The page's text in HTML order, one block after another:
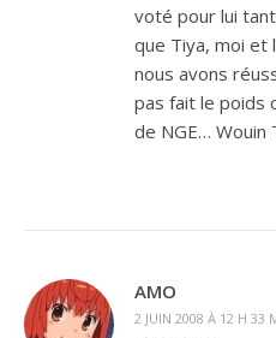
voté pour lui
que Tiya, moi et
nous avons
pas fait le poids
de NGE… Wouin
AMO
2 JUIN 2008 À 12 H 33